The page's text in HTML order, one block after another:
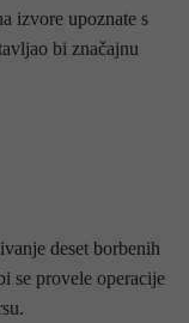
izvore upoznate s
bi značajnu
deset borbenih
se provele operacije